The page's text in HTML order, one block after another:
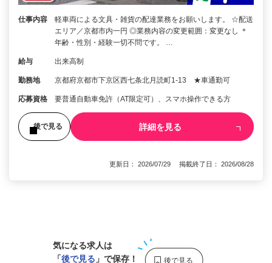
仕事内容
軽車両による文具・雑貨の配達業務をお願いします。 ☆配送
エリア／京都市内一円 ◎業務内容の変更範囲：変更なし ＊
年齢・性別・経験一切不問です。 …
給与 出来高制
勤務地 京都府京都市下京区西七条北月読町1-13 ★車通勤可
応募資格 要普通自動車免許（AT限定可）、スマホ操作できる方
後で見る 詳細を見る
更新日： 2026/07/29 掲載終了日： 2026/08/28
気になる求人は
「後で見る 」で保存！